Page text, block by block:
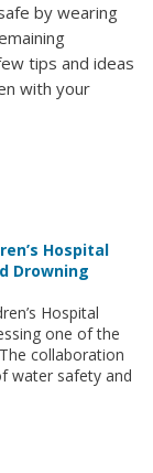
by wearing
tips and ideas
with your
Hospital
Drowning
Hospital
one of the
collaboration
water safety and